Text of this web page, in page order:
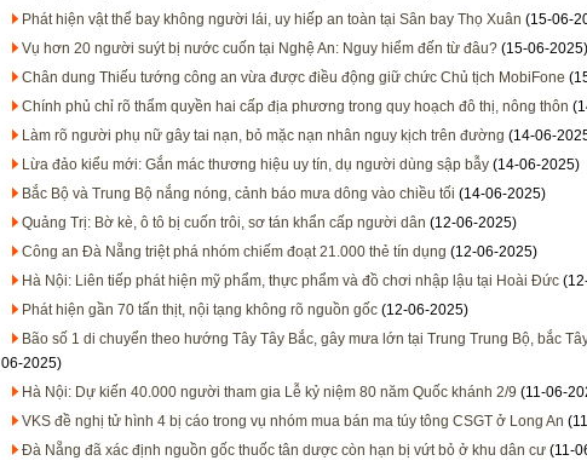
Phát hiện vật thể bay không người lái, uy hiếp an toàn tại Sân bay Thọ Xuân (15-06-
Vụ hơn 20 người suýt bị nước cuốn tại Nghệ An: Nguy hiểm đến từ đâu? (15-06-2025)
Chân dung Thiếu tướng công an vừa được điều động giữ chức Chủ tịch MobiFone
Chính phủ chỉ rõ thẩm quyền hai cấp địa phương trong quy hoạch đô thị, nông thôn
Làm rõ người phụ nữ gây tai nạn, bỏ mặc nạn nhân nguy kịch trên đường (14-06-
Lừa đảo kiểu mới: Gắn mác thương hiệu uy tín, dụ người dùng sập bẫy (14-06-2025)
Bắc Bộ và Trung Bộ nắng nóng, cảnh báo mưa dông vào chiều tối (14-06-2025)
Quảng Trị: Bờ kè, ô tô bị cuốn trôi, sơ tán khẩn cấp người dân (12-06-2025)
Công an Đà Nẵng triệt phá nhóm chiếm đoạt 21.000 thẻ tín dụng (12-06-2025)
Hà Nội: Liên tiếp phát hiện mỹ phẩm, thực phẩm và đồ chơi nhập lậu tại Hoài Đức
Phát hiện gần 70 tấn thịt, nội tạng không rõ nguồn gốc (12-06-2025)
Bão số 1 di chuyển theo hướng Tây Tây Bắc, gây mưa lớn tại Trung Trung Bộ, bắc
06-2025)
Hà Nội: Dự kiến 40.000 người tham gia Lễ kỷ niệm 80 năm Quốc khánh 2/9 (11-06-
VKS đề nghị tử hình 4 bị cáo trong vụ nhóm mua bán ma túy tông CSGT ở Long An
Đà Nẵng đã xác định nguồn gốc thuốc tân dược còn hạn bị vứt bỏ ở khu dân cư (11-